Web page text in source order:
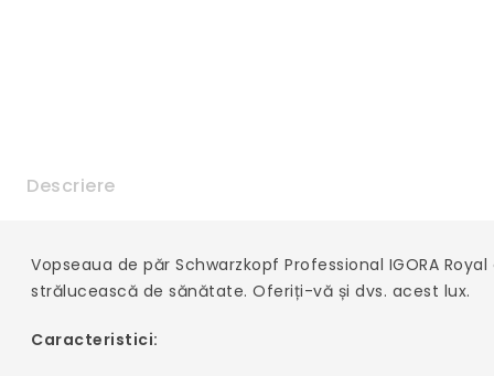
Descriere
Vopseaua de păr Schwarzkopf Professional IGORA
strălucească de sănătate. Oferiți-vă și dvs. acest lux.
Caracteristici: